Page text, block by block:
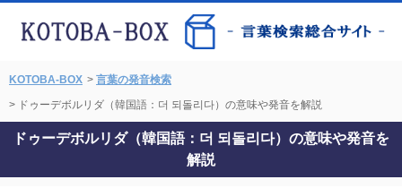
KOTOBA-BOX > 言葉の発音検索
> ドゥーデボルリダ（韓国語：더 되돌리다）の意味や発音を解説
ドゥーデボルリダ（韓国語：더 되돌리다）の意味や発音を
解説